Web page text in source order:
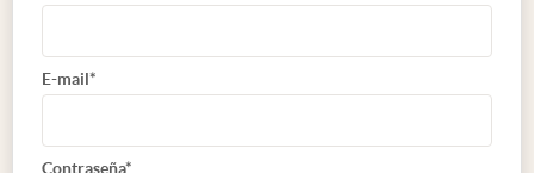
E-mail*
Contraseña*